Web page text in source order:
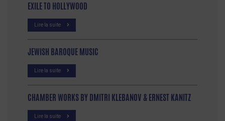
EXILE TO HOLLYWOOD
Lire la suite
JEWISH BAROQUE MUSIC
Lire la suite
CHAMBER WORKS BY DMITRI KLEBANOV & ERNEST KANITZ
Lire la suite